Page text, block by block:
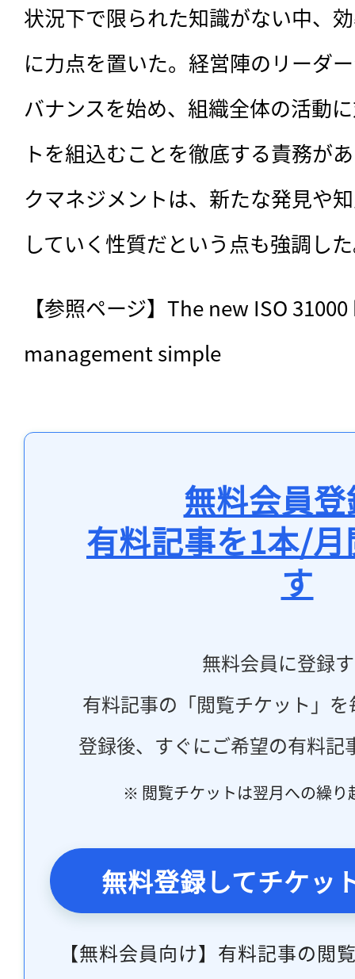
状況下で限られた知識がない中、
に力点を置いた。経営陣のリーダ
バナンスを始め、組織全体の活動
トを組込むことを徹底する責務が
クマネジメントは、新たな発見や
していく性質だという点も強調し
【参照ページ】The new ISO
management simple
無料会員
有料記事を1本/
す
無料会員に登録
有料記事の「閲覧チケット」
登録後、すぐにご希望の有料記
※ 閲覧チケットは翌月への繰り
無料登録してチケッ
【無料会員向け】有料記事の閲